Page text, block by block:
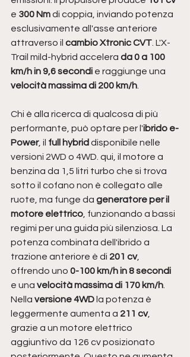
e 300 Nm di coppia, inviando potenza
esclusivamente all'asse anteriore
attraverso il cambio Xtronic CVT . L'X-
Trail mild-hybrid accelera da 0 a 100
km/h in 9,6 secondi e raggiunge una
velocità massima di 200 km/h
Chi è alla ricerca di qualcosa di più
performante, può optare per l'ibrido e-
Power, il full hybrid disponibile nelle
versioni 2WD o 4WD. qui, il motore a
benzina da 1,5 litri turbo che si trova
sotto il cofano non è collegato alle
ruote, ma funge da generatore per il
motore elettrico , funzionando a bassi
regimi per una guida più silenziosa. La
potenza combinata dell'ibrido a
trazione anteriore è di 201 cv,
offrendo uno 0-100 km/h in 8 secondi
e una velocità massima di 170 km/h
Nella versione 4WD la potenza è
leggermente aumenta a 211 cv,
grazie a un motore elettrico
aggiuntivo da 126 cv posizionato